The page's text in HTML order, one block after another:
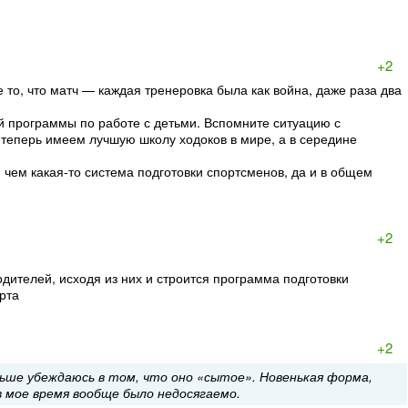
+2
что матч — каждая тренеровка была как война, даже раза два
программы по работе с детьми. Вспомните ситуацию с
имеем лучшую школу ходоков в мире, а в середине
какая-то система подготовки спортсменов, да и в общем
+2
исходя из них и строится программа подготовки
+2
убеждаюсь в том, что оно «сытое». Новенькая форма,
мое время вообще было недосягаемо.